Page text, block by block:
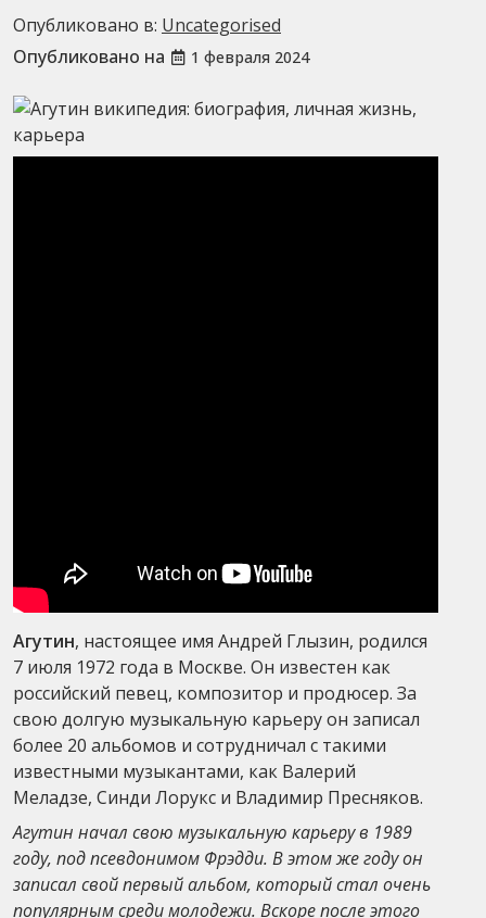
Опубликовано в: Uncategorised
Опубликовано на
1 февраля 2024
Агутин, настоящее имя Андрей Глызин, родился
7 июля 1972 года в Москве. Он известен как
российский певец, композитор и продюсер. За
свою долгую музыкальную карьеру он записал
более 20 альбомов и сотрудничал с такими
известными музыкантами, как Валерий
Меладзе, Синди Лорукс и Владимир Пресняков.
Агутин начал свою музыкальную карьеру в 1989
году, под псевдонимом Фрэдди. В этом же году он
записал свой первый альбом, который стал очень
популярным среди молодежи. Вскоре после этого